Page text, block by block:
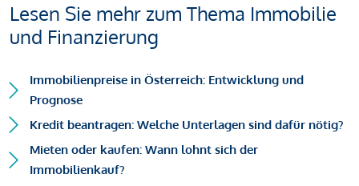
Lesen Sie mehr zum Thema Immobilie
und Finanzierung
Immobilienpreise in Österreich: Entwicklung und
Prognose
Kredit beantragen: Welche Unterlagen sind dafür nötig?
Mieten oder kaufen: Wann lohnt sich der
Immobilienkauf?